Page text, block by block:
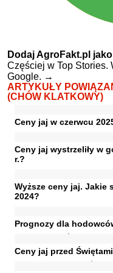
Dodaj AgroFakt.pl
Częściej w Top Stories.
Google. →
ARTYKUŁY
(CHÓW KLATKOWY)
Ceny jaj w czerwcu
Ceny jaj wystrzeliły w
r.?
Wyższe ceny jaj. Jakie
2024?
Prognozy dla
Ceny jaj przed